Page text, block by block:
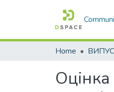
Home